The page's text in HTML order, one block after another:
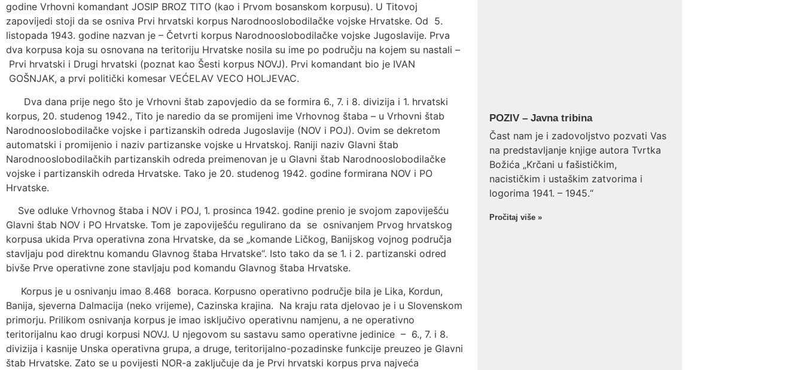
godine Vrhovni komandant JOSIP BROZ TITO (kao i Prvom bosanskom korpusu). U Titovoj
zapovijedi stoji da se osniva Prvi hrvatski korpus Narodnooslobodilačke vojske Hrvatske. Od 5.
listopada 1943. godine nazvan je – Četvrti korpus Narodnooslobodilačke vojske Jugoslavije. Prva
dva korpusa koja su osnovana na teritoriju Hrvatske nosila su ime po području na kojem su nastali –
Prvi hrvatski i Drugi hrvatski (poznat kao Šesti korpus NOVJ). Prvi komandant bio je IVAN
GOŠNJAK, a prvi politički komesar VEĆELAV VECO HOLJEVAC.
Dva dana prije nego što je Vrhovni štab zapovjedio da se formira 6., 7. i 8. divizija i 1. hrvatski
korpus, 20. studenog 1942., Tito je naredio da se promijeni ime Vrhovnog štaba – u Vrhovni štab
Narodnooslobodilačke vojske i partizanskih odreda Jugoslavije (NOV i POJ). Ovim se dekretom
automatski i promijenio i naziv partizanske vojske u Hrvatskoj. Raniji naziv Glavni štab
Narodnooslobodilačkih partizanskih odreda preimenovan je u Glavni štab Narodnooslobodilačke
vojske i partizanskih odreda Hrvatske. Tako je 20. studenog 1942. godine formirana NOV i PO
Hrvatske.
Sve odluke Vrhovnog štaba i NOV i POJ, 1. prosinca 1942. godine prenio je svojom zapoviješću
Glavni štab NOV i PO Hrvatske. Tom je zapoviješću regulirano da se osnivanjem Prvog hrvatskog
korpusa ukida Prva operativna zona Hrvatske, da se „komande Ličkog, Banijskog vojnog područja
stavljaju pod direktnu komandu Glavnog štaba Hrvatske“. Isto tako da se 1. i 2. partizanski odred
bivše Prve operativne zone stavljaju pod komandu Glavnog štaba Hrvatske.
Korpus je u osnivanju imao 8.468 boraca. Korpusno operativno područje bila je Lika, Kordun,
Banija, sjeverna Dalmacija (neko vrijeme), Cazinska krajina. Na kraju rata djelovao je i u Slovenskom
primorju. Prilikom osnivanja korpus je imao isključivo operativnu namjenu, a ne operativno
teritorijalnu kao drugi korpusi NOVJ. U njegovom su sastavu samo operativne jedinice – 6., 7. i 8.
divizija i kasnije Unska operativna grupa, a druge, teritorijalno-pozadinske funkcije preuzeo je Glavni
štab Hrvatske. Zato se u povijesti NOR-a zaključuje da je Prvi hrvatski korpus prva najveća
POZIV – Javna tribina
Čast nam je i zadovoljstvo pozvati Vas
na predstavljanje knjige autora Tvrtka
Božića „Krčani u fašističkim,
nacističkim i ustaškim zatvorima i
logorima 1941. – 1945.“
Pročitaj više »